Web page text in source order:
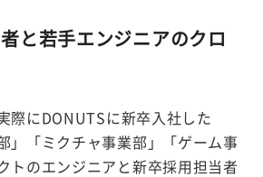
と若手エンジニアのクロ
際にDONUTSに新卒入社した
」「ミクチャ事業部」「ゲーム事
トのエンジニアと新卒採用担当者